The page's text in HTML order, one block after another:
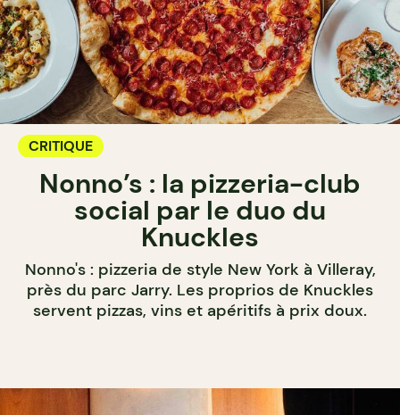
CRITIQUE
Nonno’s : la pizzeria-club
social par le duo du
Knuckles
Nonno's : pizzeria de style New York à Villeray,
près du parc Jarry. Les proprios de Knuckles
servent pizzas, vins et apéritifs à prix doux.